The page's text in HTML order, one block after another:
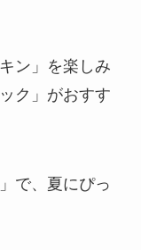
ン」を楽しみ
ク」がおすす
で、夏にぴっ